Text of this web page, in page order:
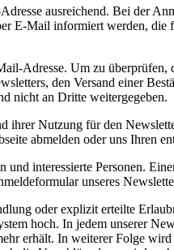
ausreichend. Bei der
E-Mail informiert werden,
Adresse. Um zu
den Versand einer
nicht an Dritte weitergegeben.
Nutzung für den
abmelden oder uns Ihren
interessierte Personen.
unseres
oder explizit erteilte
hoch. In jedem unserer
erhält. In weiterer Folge